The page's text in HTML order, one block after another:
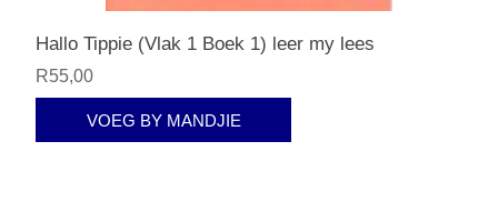
Hallo Tippie (Vlak 1 Boek 1) leer my lees
R55,00
VOEG BY MANDJIE